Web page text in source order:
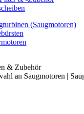
(Saugmotoren)
& Zubehör
an Saugmotoren |